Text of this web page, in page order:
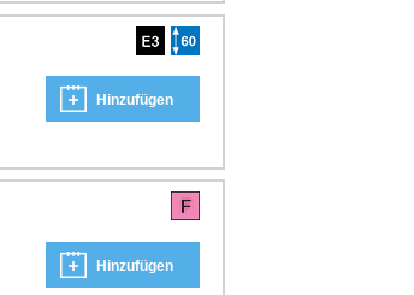
Hinzufügen
Hinzufügen